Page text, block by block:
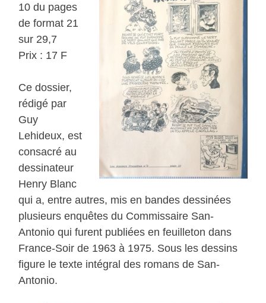
10 du pages
de format 21
sur 29,7
Prix : 17 F
Ce dossier,
rédigé par
Guy
Lehideux, est
consacré au
dessinateur
Henry Blanc
qui a, entre autres, mis en bandes dessinées
plusieurs enquêtes du Commissaire San-
Antonio qui furent publiées en feuilleton dans
France-Soir de 1963 à 1975. Sous les dessins
figure le texte intégral des romans de San-
Antonio.